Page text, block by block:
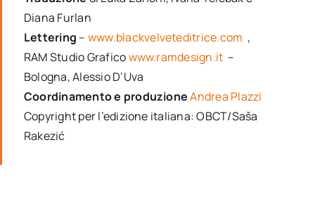
Diana Furlan
Lettering – www.blackvelveteditrice.com ,
RAM Studio Graficowww.ramdesign.it –
Bologna, Alessio D’Uva
Coordinamento e produzione Andrea Plazzi
Copyright per l’edizione italiana: OBCT/Saša
Rakezić